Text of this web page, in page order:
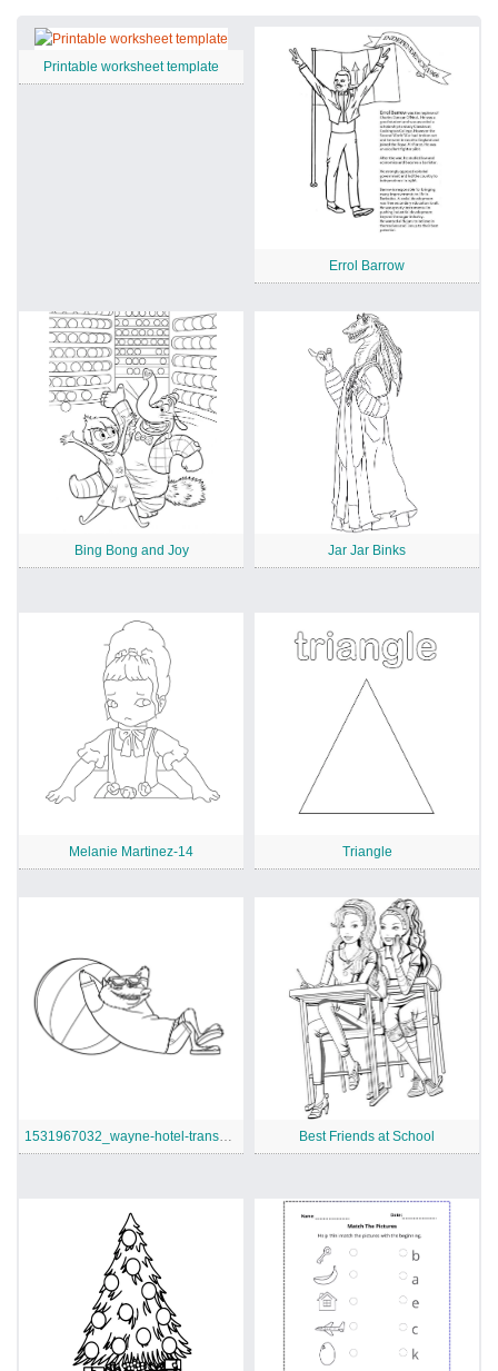
Printable worksheet template
Errol Barrow
Bing Bong and Joy Jar Jar Binks
Melanie Martinez-14 Triangle
1531967032_wayne-hotel-transylvania-3-a4 Best Friends at School